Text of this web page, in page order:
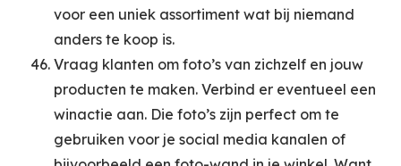
voor een uniek assortiment wat bij niemand
anders te koop is.
Vraag klanten om foto’s van zichzelf en jouw
producten te maken. Verbind er eventueel een
winactie aan. Die foto’s zijn perfect om te
gebruiken voor je social media kanalen of